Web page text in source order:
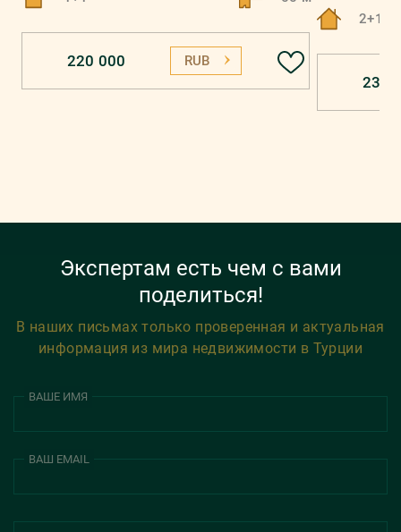
220 000 RUB
2+1
230
Экспертам есть чем с вами
поделиться!
В наших письмах только проверенная и актуальная
информация из мира недвижимости в Турции
ВАШЕ ИМЯ
ВАШ EMAIL